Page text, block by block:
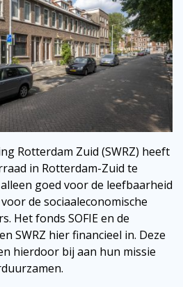
Rotterdam Zuid (SWRZ) heeft
in Rotterdam-Zuid te
goed voor de leefbaarheid
de sociaaleconomische
Het fonds SOFIE en de
SWRZ hier financieel in. Deze
hierdoor bij aan hun missie